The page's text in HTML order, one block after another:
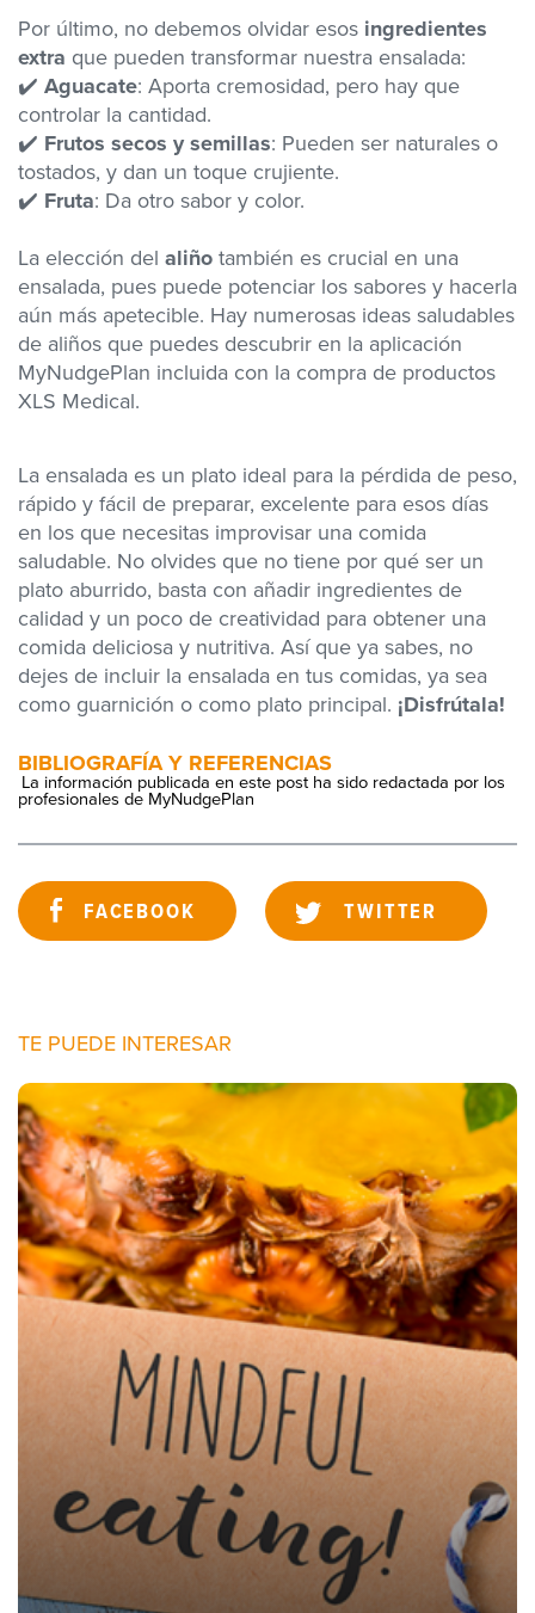
Por último, no debemos olvidar esos ingredientes
extra que pueden transformar nuestra ensalada:
✔️ Aguacate: Aporta cremosidad, pero hay que
controlar la cantidad.
✔️ Frutos secos y semillas: Pueden ser naturales o
tostados, y dan un toque crujiente.
✔️ Fruta: Da otro sabor y color.
La elección del aliño también es crucial en una
ensalada, pues puede potenciar los sabores y hacerla
aún más apetecible. Hay numerosas ideas saludables
de aliños que puedes descubrir en la aplicación
MyNudgePlan incluida con la compra de productos
XLS Medical.
La ensalada es un plato ideal para la pérdida de peso,
rápido y fácil de preparar, excelente para esos días
en los que necesitas improvisar una comida
saludable. No olvides que no tiene por qué ser un
plato aburrido, basta con añadir ingredientes de
calidad y un poco de creatividad para obtener una
comida deliciosa y nutritiva. Así que ya sabes, no
dejes de incluir la ensalada en tus comidas, ya sea
como guarnición o como plato principal. ¡Disfrútala!
BIBLIOGRAFÍA Y REFERENCIAS
La información publicada en este post ha sido redactada por los
profesionales de MyNudgePlan
FACEBOOK TWITTER
TE PUEDE INTERESAR